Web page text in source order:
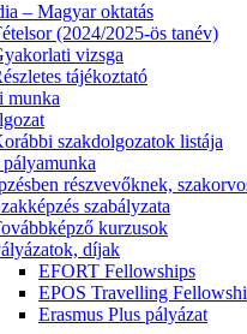
– Magyar oktatás
(2024/2025-ös tanév)
vizsga
tájékoztató
munka
szakdolgozatok listája
részvevőknek,
szabályzata
kurzusok
díjak
EFORT Fellowships
EPOS Travelling
Erasmus Plus pályázat